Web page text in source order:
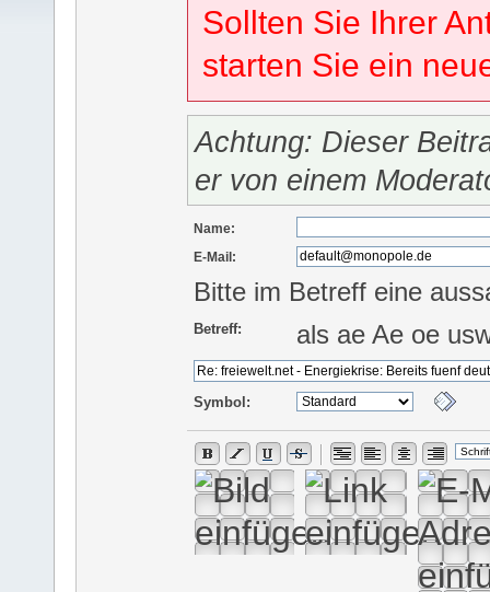
Sollten Sie Ihrer
starten Sie ein
Achtung: Dieser
er von einem
Name:
E-Mail:
Bitte im Betreff eine
als ae Ae oe
Betreff:
Symbol: